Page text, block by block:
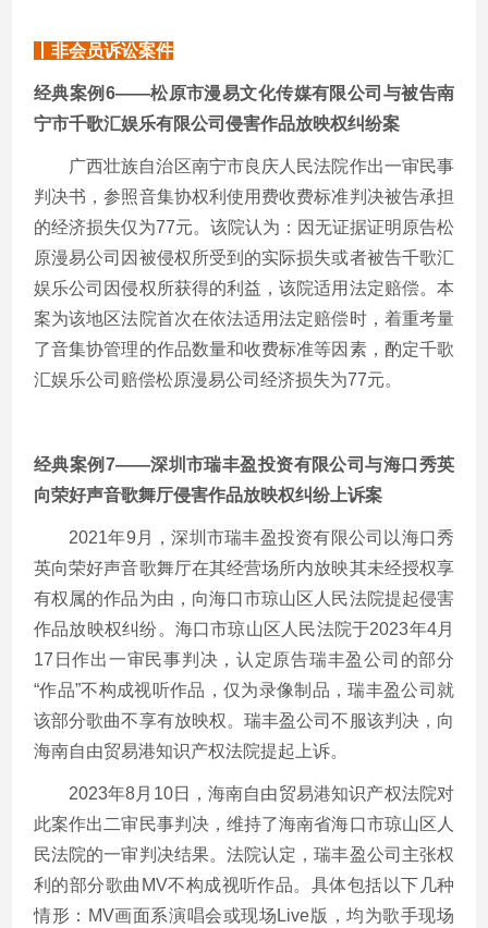
丨非会员诉讼案件
经典案例 6——松原市漫易文化传媒有限公司与被告南
宁市千歌汇娱乐有限公司侵害作品放映权纠纷案
广西壮族自治区南宁市良庆人民法院作出一审民事
判决书，参照音集协权利使用费收费标准判决被告承担
的经济损失仅为77元。该院认为：因无证据证明原告松
原漫易公司因被侵权所受到的实际损失或者被告千歌汇
娱乐公司因侵权所获得的利益，该院适用法定赔偿。本
案为该地区法院首次在依法适用法定赔偿时，着重考量
了音集协管理的作品数量和收费标准等因素，酌定千歌
汇娱乐公司赔偿松原漫易公司经济损失为77元。
经典案例 7——深圳市瑞丰盈投资有限公司与海口秀英
向荣好声音歌舞厅侵害作品放映权纠纷上诉案
2021年9月，深圳市瑞丰盈投资有限公司以海口秀
英向荣好声音歌舞厅在其经营场所内放映其未经授权享
有权属的作品为由，向海口市琼山区人民法院提起侵害
作品放映权纠纷。海口市琼山区人民法院于2023年4月
17日作出一审民事判决，认定原告瑞丰盈公司的部分
“作品”不构成视听作品，仅为录像制品，瑞丰盈公司就
该部分歌曲不享有放映权。瑞丰盈公司不服该判决，向
海南自由贸易港知识产权法院提起上诉。
2023年8月10日，海南自由贸易港知识产权法院对
此案作出二审民事判决，维持了海南省海口市琼山区人
民法院的一审判决结果。法院认定，瑞丰盈公司主张权
利的部分歌曲MV不构成视听作品。具体包括以下几种
情形：MV画面系演唱会或现场Live版，均为歌手现场